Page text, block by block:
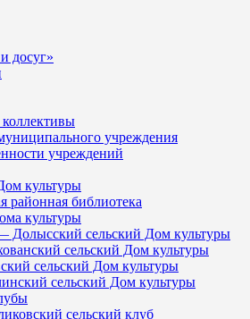
досуг»
учреждения
учреждений
культуры
районная библиотека
культуры
Долысский сельский Дом культуры
сельский Дом культуры
сельский Дом культуры
сельский Дом культуры
сельский клуб